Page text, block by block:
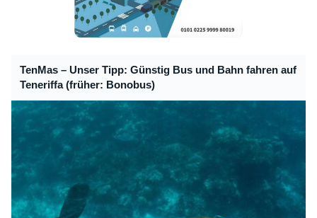
TenMas – Unser Tipp: Günstig Bus und Bahn fahren auf
Teneriffa (früher: Bonobus)